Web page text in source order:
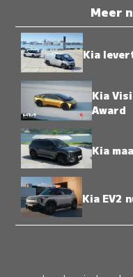
Meer
Kia
Kia
Award
Kia
Kia EV2